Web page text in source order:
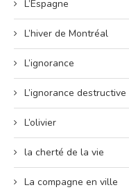
L’Espagne
L’hiver de Montréal
L’ignorance
L’ignorance destructive
L’olivier
la cherté de la vie
La compagne en ville